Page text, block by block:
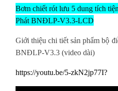
Bơm chiết rót lưu 5 dung tích
Phát BNĐLP-V3.3-LCD
Giới thiệu chi tiết sản phẩm bộ
BNĐLP-V3.3 (video dài)
https://youtu.be/5-zkN2jp77I?